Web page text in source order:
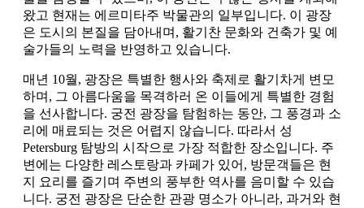
왔고 현재는 에르미타주 박물관의 일부입니다. 이 광장
은 도시의 본질을 담아내며, 활기찬 문화와 건축가 및 예
술가들의 노력을 반영하고 있습니다.
매년 10월, 광장은 특별한 행사와 축제로 활기차게 변모
하며, 그 아름다움을 목격하러 온 이들에게 특별한 경험
을 선사합니다. 궁전 광장을 탐험하는 동안, 그 풍경과 소
리에 매료되는 것은 어렵지 않습니다. 따라서 성
Petersburg 탐방의 시작으로 가장 적합한 장소입니다. 주
변에는 다양한 레스토랑과 카페가 있어, 방문객들은 현
지 요리를 즐기며 주변의 풍부한 역사를 음미할 수 있습
니다. 궁전 광장은 단순한 관광 명소가 아니라, 과거와 현